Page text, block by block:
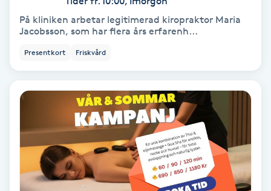
Damklippning
Dermapen
Diamantslipning
Enzympeeling
På kliniken arbetar legitimerad kiropraktor Maria
Jacobsson, som har flera års erfarenh...
Presentkort Friskvård